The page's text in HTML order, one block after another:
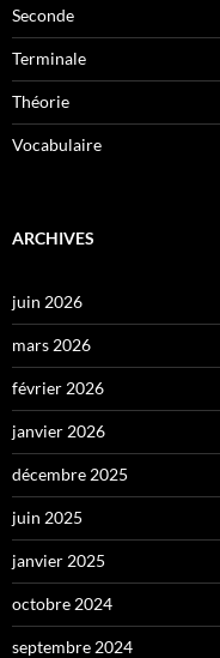
Seconde
Terminale
Théorie
Vocabulaire
ARCHIVES
juin 2026
mars 2026
février 2026
janvier 2026
décembre 2025
juin 2025
janvier 2025
octobre 2024
septembre 2024